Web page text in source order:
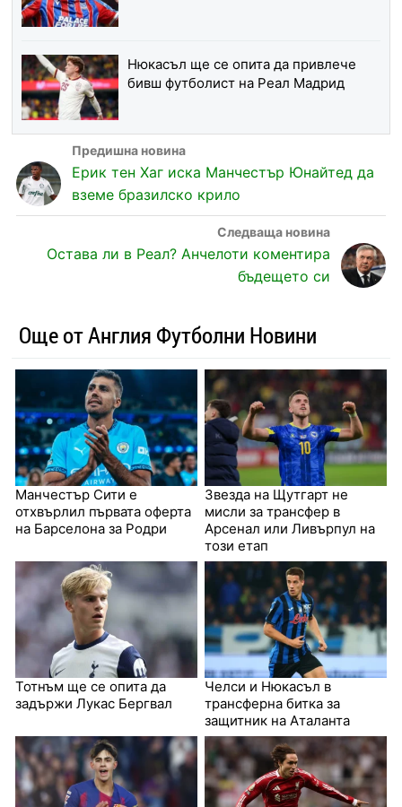
Нюкасъл ще се опита да привлече
бивш футболист на Реал Мадрид
Ерик тен Хаг иска Манчестър Юнайтед да
вземе бразилско крило
Остава ли в Реал? Анчелоти коментира
бъдещето си
Още от Англия Футболни Новини
Манчестър Сити е
отхвърлил първата оферта
на Барселона за Родри
Звезда на Щутгарт не
мисли за трансфер в
Арсенал или Ливърпул на
този етап
Тотнъм ще се опита да
задържи Лукас Бергвал
Челси и Нюкасъл в
трансферна битка за
защитник на Аталанта